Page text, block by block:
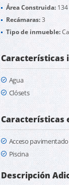
Área Construida:134
Recámaras:3
Tipo de inmueble:
Características
Agua
Clósets
Características
Acceso pavimentado
Piscina
Descripción